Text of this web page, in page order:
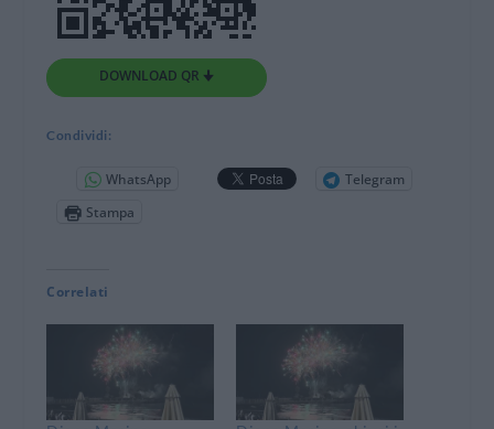
DOWNLOAD QR 🠋
Condividi:
WhatsApp
Telegram
Stampa
Correlati